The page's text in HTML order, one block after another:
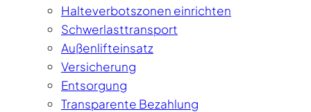
Halteverbotszonen einrichten
Schwerlasttransport
Außenlifteinsatz
Versicherung
Entsorgung
Transparente Bezahlung